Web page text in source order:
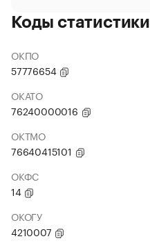
Коды статистики
ОКПО
57776654
ОКАТО
76240000016
ОКТМО
76640415101
ОКФС
14
ОКОГУ
4210007